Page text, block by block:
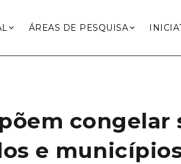
ÁREAS DE PESQUISA
congelar
e